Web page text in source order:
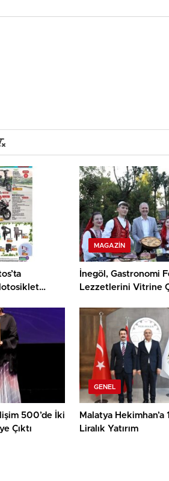
MAGAZIN
İnegöl, Gastronomi
Lezzetlerini Vitrine
500’de İki
Çıktı
GENEL
Malatya Hekimhan’a
Liralık Yatırım